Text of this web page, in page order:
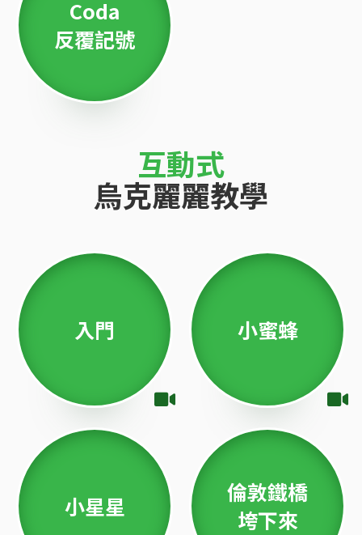
Coda
反覆記號
互動式
烏克麗麗教學
入門 小蜜蜂
小星星
倫敦鐵橋
垮下來